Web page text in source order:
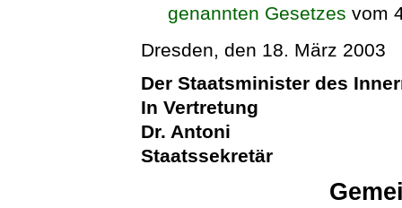
genannten Gesetzes vom
Dresden, den 18. März 2003
Der Staatsminister des
In Vertretung
Dr. Antoni
Staatssekretär